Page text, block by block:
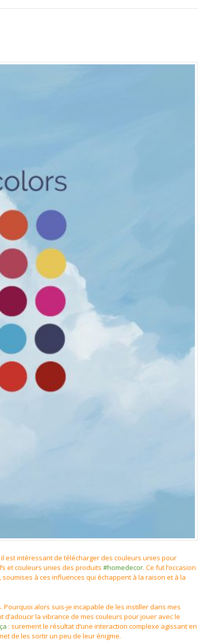
il est intéressant de télécharger des couleurs unies pour
et couleurs unies des produits #homedecor. Ce fut l’occasion
à ces influences qui échappent à la raison et à la
alors suis-je incapable de les instiller dans mes
la vibrance de mes couleurs pour jouer avec le
: surement le résultat d’une interaction complexe agissant en
de les sortir un peu de leur énigme.